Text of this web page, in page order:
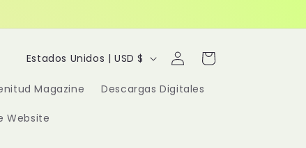
Magazine Descargas Digitales
Website
P
a
í
Estados Unidos | USD $
Iniciar
sesión
Carrito